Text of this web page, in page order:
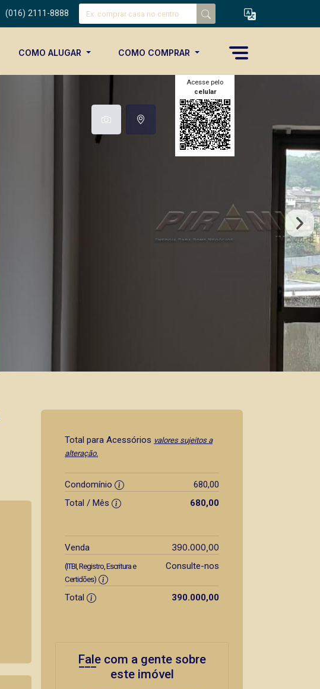
(016) 2111-8888
COMO ALUGAR COMO COMPRAR
Acesse pelo
celular
Total para Acessórios valores sujeitos a
alteração.
Condomínio
680,00
Total / Mês
680,00
Venda 390.000,00
(ITBI, Registro, Escritura e
Certidões)
Consulte-nos
Total 390.000,00
Fale com a gente sobre
este imóvel